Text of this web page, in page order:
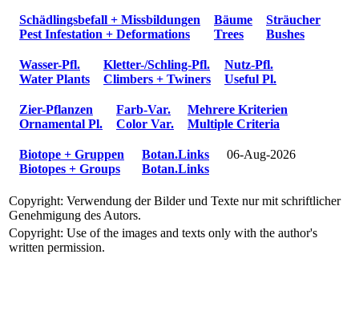
Schädlingsbefall + Missbildungen
Pest Infestation + Deformations
Bäume
Trees
Sträucher
Bushes
Wasser-Pfl.
Water Plants
Kletter-/Schling-Pfl.
Climbers + Twiners
Nutz-Pfl.
Useful Pl.
Zier-Pflanzen
Ornamental Pl.
Farb-Var.
Color Var.
Mehrere Kriterien
Multiple Criteria
Biotope + Gruppen
Biotopes + Groups
Botan.Links
Botan.Links
06-Aug-2026
Copyright: Verwendung der Bilder und Texte nur mit schriftlicher
Genehmigung des Autors.
Copyright: Use of the images and texts only with the author's
written permission.